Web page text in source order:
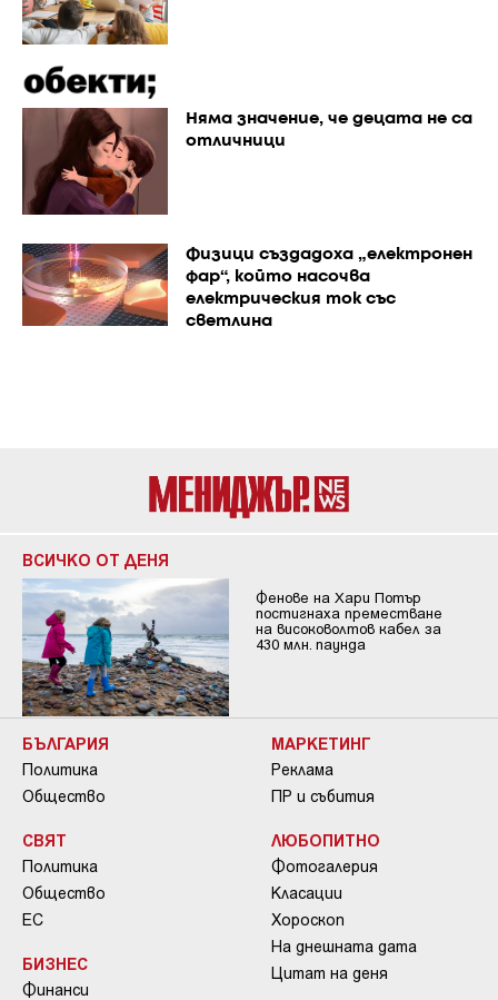
Няма значение, че децата не са
отличници
Физици създадоха „електронен
фар“, който насочва
електрическия ток със
светлина
ВСИЧКО ОТ ДЕНЯ
Фенове на Хари Потър
постигнаха преместване
на високоволтов кабел за
430 млн. паунда
БЪЛГАРИЯ
Политика
Общество
СВЯТ
Политика
Общество
ЕС
БИЗНЕС
Финанси
МАРКЕТИНГ
Реклама
ПР и събития
ЛЮБОПИТНО
Фотогалерия
Класации
Хороскоп
На днешната дата
Цитат на деня